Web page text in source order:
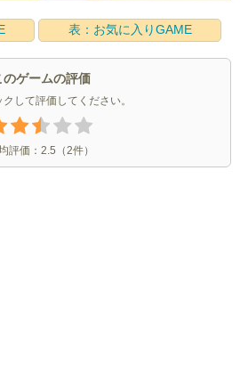
表：お気に入りGAME
のゲームの評価
して評価してください。
評価： 2.5 （2件）